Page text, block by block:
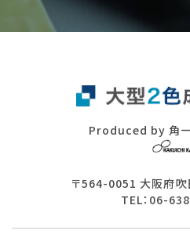
Produced by 角
〒564-0051 大阪府
TEL：06-